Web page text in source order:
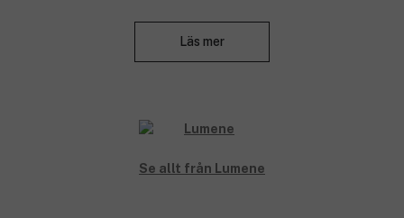
Läs mer
Se allt från Lumene